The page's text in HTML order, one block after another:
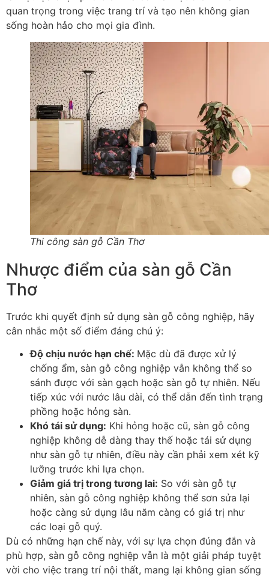
quan trọng trong việc trang trí và tạo nên không gian
sống hoàn hảo cho mọi gia đình.
Thi công sàn gỗ Cần Thơ
Nhược điểm của sàn gỗ Cần
Thơ
Trước khi quyết định sử dụng sàn gỗ công nghiệp, hãy
cân nhắc một số điểm đáng chú ý:
Độ chịu nước hạn chế: Mặc dù đã được xử lý
chống ẩm, sàn gỗ công nghiệp vẫn không thể so
sánh được với sàn gạch hoặc sàn gỗ tự nhiên. Nếu
tiếp xúc với nước lâu dài, có thể dẫn đến tình trạng
phồng hoặc hỏng sàn.
Khó tái sử dụng: Khi hỏng hoặc cũ, sàn gỗ công
nghiệp không dễ dàng thay thế hoặc tái sử dụng
như sàn gỗ tự nhiên, điều này cần phải xem xét kỹ
lưỡng trước khi lựa chọn.
Giảm giá trị trong tương lai: So với sàn gỗ tự
nhiên, sàn gỗ công nghiệp không thể sơn sửa lại
hoặc càng sử dụng lâu năm càng có giá trị như
các loại gỗ quý.
Dù có những hạn chế này, với sự lựa chọn đúng đắn và
phù hợp, sàn gỗ công nghiệp vẫn là một giải pháp tuyệt
vời cho việc trang trí nội thất, mang lại không gian sống